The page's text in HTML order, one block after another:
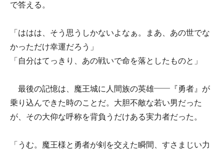
で答える。
「ははは、そう思うしかないよなぁ。まあ、あの世でな
かっただけ幸運だろう」
「自分はてっきり、あの戦いで命を落としたものと」
最後の記憶は、魔王城に人間族の英雄――『勇者』が
乗り込んできた時のことだ。大胆不敵な若い男だった
が、その大仰な呼称を背負うだけある実力者だった。
「うむ。魔王様と勇者が剣を交えた瞬間、すさまじい力